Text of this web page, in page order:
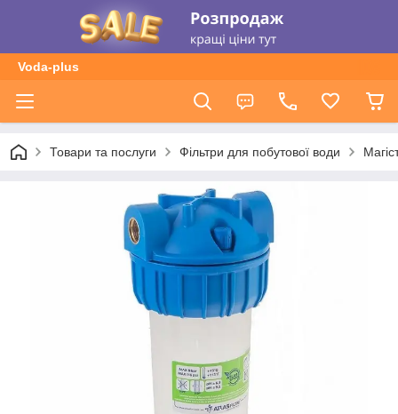
Voda-plus
Товари та послуги Фільтри для побутової води